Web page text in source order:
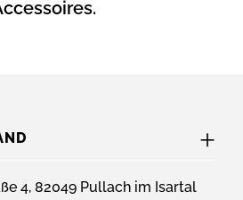
4, 82049 Pullach im Isartal